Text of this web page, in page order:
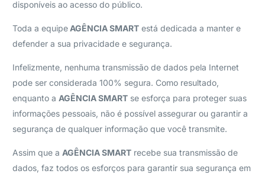
disponíveis ao acesso do público.
Toda a equipe AGÊNCIA SMART está dedicada a manter e
defender a sua privacidade e segurança.
Infelizmente, nenhuma transmissão de dados pela Internet
pode ser considerada 100% segura. Como resultado,
enquanto a AGÊNCIA SMART se esforça para proteger suas
informações pessoais, não é possível assegurar ou garantir a
segurança de qualquer informação que você transmite.
Assim que a AGÊNCIA SMART recebe sua transmissão de
dados, faz todos os esforços para garantir sua segurança em